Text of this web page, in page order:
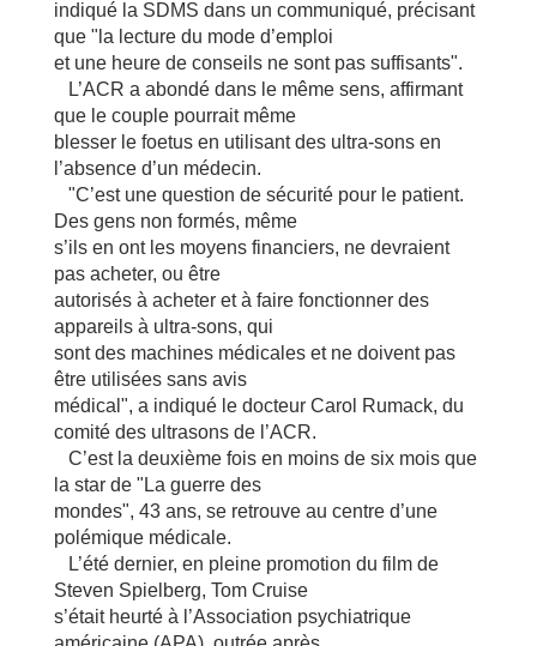
indiqué la SDMS dans un communiqué, précisant
que "la lecture du mode d’emploi
et une heure de conseils ne sont pas suffisants".
L’ACR a abondé dans le même sens, affirmant
que le couple pourrait même
blesser le foetus en utilisant des ultra-sons en
l’absence d’un médecin.
"C’est une question de sécurité pour le patient.
Des gens non formés, même
s’ils en ont les moyens financiers, ne devraient
pas acheter, ou être
autorisés à acheter et à faire fonctionner des
appareils à ultra-sons, qui
sont des machines médicales et ne doivent pas
être utilisées sans avis
médical", a indiqué le docteur Carol Rumack, du
comité des ultrasons de l’ACR.
C’est la deuxième fois en moins de six mois que
la star de "La guerre des
mondes", 43 ans, se retrouve au centre d’une
polémique médicale.
L’été dernier, en pleine promotion du film de
Steven Spielberg, Tom Cruise
s’était heurté à l’Association psychiatrique